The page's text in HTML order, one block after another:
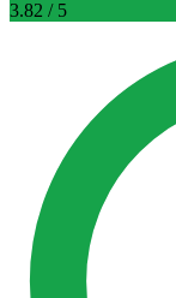
3.82 / 5